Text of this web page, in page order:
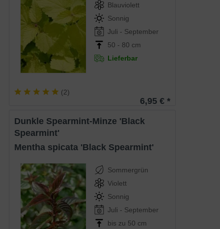
Blauviolett
Sonnig
Juli - September
50 - 80 cm
Lieferbar
(2)
6,95 € *
Dunkle Spearmint-Minze 'Black
Spearmint'
Mentha spicata 'Black Spearmint'
Sommergrün
Violett
Sonnig
Juli - September
bis zu 50 cm